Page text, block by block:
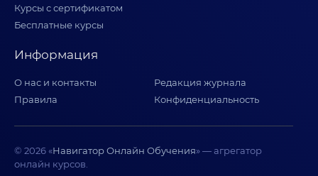
Курсы с сертификатом
Бесплатные курсы
Информация
О нас и контакты
Редакция журнала
Правила
Конфиденциальность
© 2026 «Навигатор Онлайн Обучения» — агрегатор
онлайн курсов.